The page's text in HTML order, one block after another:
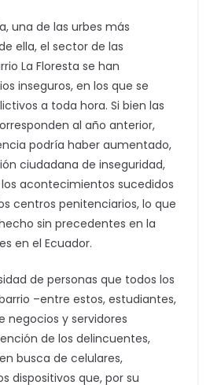
una de las urbes más
ella, el sector de las
La Floresta se han
inseguros, en los que se
a toda hora. Si bien las
al año anterior,
podría haber aumentado,
ciudadana de inseguridad,
acontecimientos sucedidos
centros penitenciarios, lo que
sin precedentes en la
en el Ecuador.
de personas que todos los
–entre estos, estudiantes,
negocios y servidores
de los delincuentes,
busca de celulares,
dispositivos que, por su